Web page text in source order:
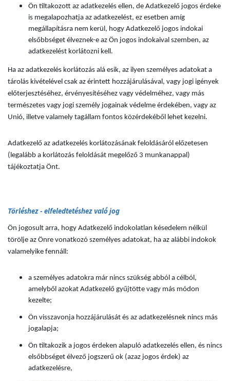
Ön tiltakozott az adatkezelés ellen, de Adatkezelő jogos érdeke
is megalapozhatja az adatkezelést, ez esetben amíg
megállapításra nem kerül, hogy Adatkezelő jogos indokai
elsőbbséget élveznek-e az Ön jogos indokaival szemben, az
adatkezelést korlátozni kell.
Ha az adatkezelés korlátozás alá esik, az ilyen személyes adatokat a
tárolás kivételével csak az érintett hozzájárulásával, vagy jogi igények
előterjesztéséhez, érvényesítéséhez vagy védelméhez, vagy más
természetes vagy jogi személy jogainak védelme érdekében, vagy az
Unió, illetve valamely tagállam fontos közérdekéből lehet kezelni.
Adatkezelő az adatkezelés korlátozásának feloldásáról előzetesen
(legalább a korlátozás feloldását megelőző 3 munkanappal)
tájékoztatja Önt.
Törléshez - elfeledtetéshez való jog
Ön jogosult arra, hogy Adatkezelő indokolatlan késedelem nélkül
törölje az Önre vonatkozó személyes adatokat, ha az alábbi indokok
valamelyike fennáll:
a személyes adatokra már nincs szükség abból a célból,
amelyből azokat Adatkezelő gyűjtötte vagy más módon
kezelte;
Ön visszavonja hozzájárulását és az adatkezelésnek nincs más
jogalapja;
Ön tiltakozik a jogos érdeken alapuló adatkezelés ellen, és nincs
elsőbbséget élvező jogszerű ok (azaz jogos érdek) az
adatkezelésre,